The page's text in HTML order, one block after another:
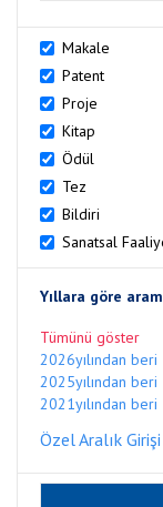
Makale
Patent
Proje
Kitap
Ödül
Tez
Bildiri
Sanatsal
Yıllara göre
Tümünü göster
2026yılından beri
2025yılından beri
2021yılından beri
Özel Aralık Girişi